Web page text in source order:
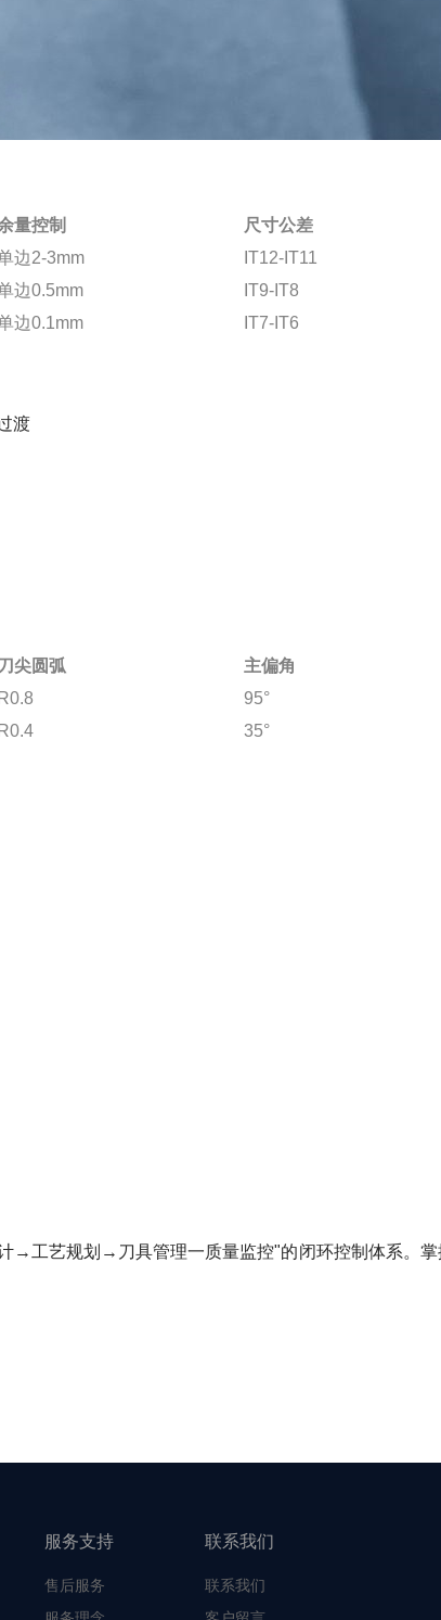
量控制
尺寸公差
边2-3mm
IT12-IT11
边0.5mm
IT9-IT8
边0.1mm IT7-IT6
渡
刀尖圆弧
主偏角
R0.8
95°
R0.4 35°
艺规划→刀具管理一质量监控"的闭环控制体系。掌
服务支持
售后服务
联系我们
联系我们